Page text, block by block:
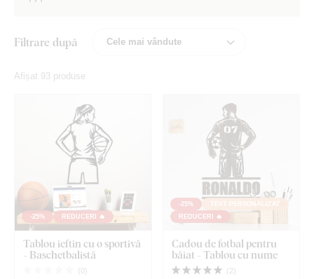
Filtrare după
Afișat 93 produse
-25% REDUCERI 🔥
Tablou ieftin cu o sportivă
- Baschetbalistă
( 0 )
-25%
TEXT PERSONALIZAT
REDUCERI 🔥
Cadou de fotbal pentru
băiat - Tablou cu nume
( 2)